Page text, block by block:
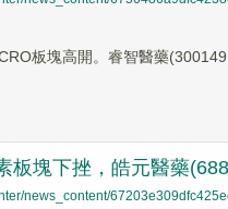
板塊高開。睿智醫藥
板塊下挫，皓元醫藥
news_content/